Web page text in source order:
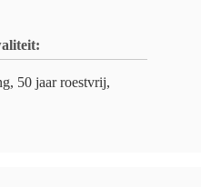
50 jaar roestvrij,